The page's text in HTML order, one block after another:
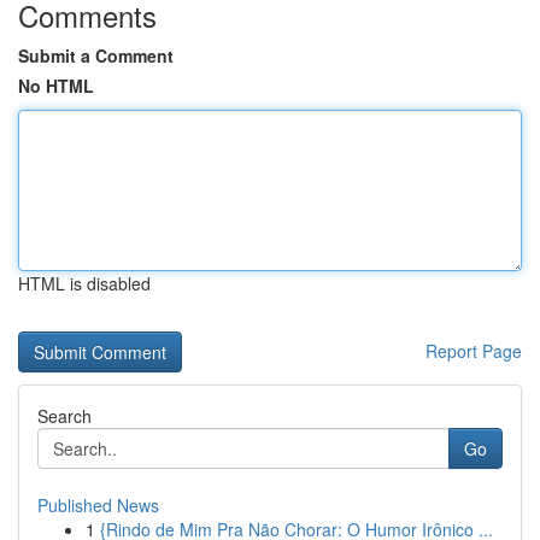
Comments
Submit a Comment
No HTML
HTML is disabled
Report Page
Search
Go
Published News
1 {Rindo de Mim Pra Não Chorar: O Humor Irônico ...